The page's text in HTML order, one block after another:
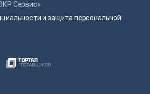
Сервис»
и защита персональной